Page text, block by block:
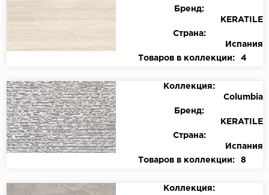
Бренд:
KERATILE
Страна:
Испания
Товаров в коллекции:
4
Коллекция:
Columbia
Бренд:
KERATILE
Страна:
Испания
Товаров в коллекции:
8
Коллекция: